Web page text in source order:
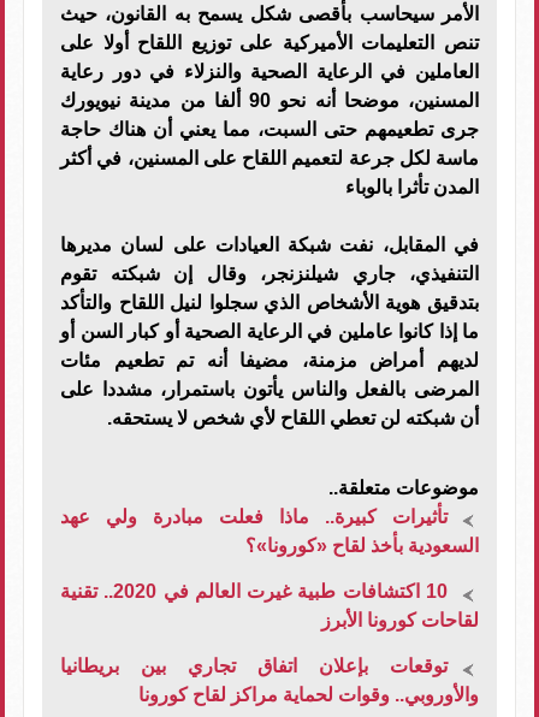
الأمر سيحاسب بأقصى شكل يسمح به القانون، حيث
تنص التعليمات الأميركية على توزيع اللقاح أولا على
العاملين في الرعاية الصحية والنزلاء في دور رعاية
المسنين، موضحا أنه نحو 90 ألفا من مدينة نيويورك
جرى تطعيمهم حتى السبت، مما يعني أن هناك حاجة
ماسة لكل جرعة لتعميم اللقاح على المسنين، في أكثر
المدن تأثرا بالوباء
في المقابل، نفت شبكة العيادات على لسان مديرها
التنفيذي، جاري شيلنزنجر، وقال إن شبكته تقوم
بتدقيق هوية الأشخاص الذي سجلوا لنيل اللقاح والتأكد
ما إذا كانوا عاملين في الرعاية الصحية أو كبار السن أو
لديهم أمراض مزمنة، مضيفا أنه تم تطعيم مئات
المرضى بالفعل والناس يأتون باستمرار، مشددا على
أن شبكته لن تعطي اللقاح لأي شخص لا يستحقه.
موضوعات متعلقة..
تأثيرات كبيرة.. ماذا فعلت مبادرة ولي عهد
السعودية بأخذ لقاح «كورونا»؟
10 اكتشافات طبية غيرت العالم في 2020.. تقنية
لقاحات كورونا الأبرز
توقعات بإعلان اتفاق تجاري بين بريطانيا
والأوروبي.. وقوات لحماية مراكز لقاح كورونا